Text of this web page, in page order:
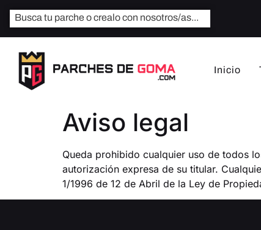
Inicio
Aviso legal
Queda prohibido cualquier uso de todos
autorización expresa de su titular.
1/1996 de 12 de Abril de la Ley de